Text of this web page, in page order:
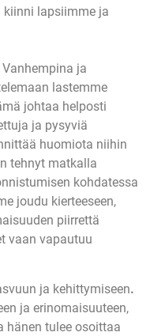
kiinni lapsiimme ja
ja
lastemme
johtaa helposti
ja pysyviä
huomiota niihin
tehnyt matkalla
kohdatessa
joudu kierteeseen,
piirrettä
vaan vapautuu
ja kehittymiseen.
ja erinomaisuuteen,
hänen tulee osoittaa